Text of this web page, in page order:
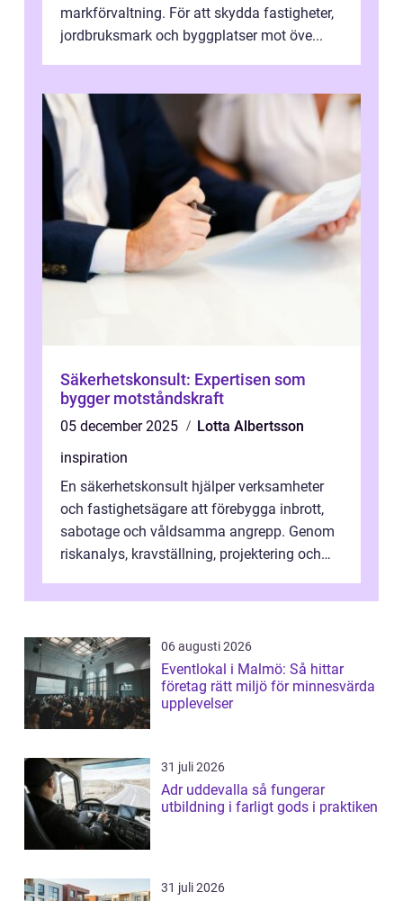
markförvaltning. För att skydda fastigheter,
jordbruksmark och byggplatser mot öve...
Säkerhetskonsult: Expertisen som
bygger motståndskraft
05 december 2025
Lotta Albertsson
inspiration
En säkerhetskonsult hjälper verksamheter
och fastighetsägare att förebygga inbrott,
sabotage och våldsamma angrepp. Genom
riskanalys, kravställning, projektering och
06 augusti 2026
Eventlokal i Malmö: Så hittar
företag rätt miljö för minnesvärda
upplevelser
31 juli 2026
Adr uddevalla så fungerar
utbildning i farligt gods i praktiken
31 juli 2026